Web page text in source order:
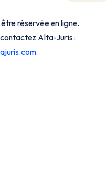
réservée en ligne.
Alta-Juris :